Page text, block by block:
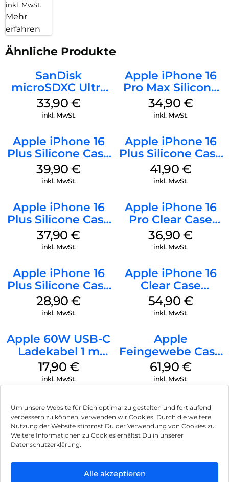
Um unsere Website für Dich optimal zu gestalten und fortlaufend
verbessern zu können, verwenden wir Cookies. Durch die weitere
Nutzung der Website stimmst Du der Verwendung von Cookies zu.
Weitere Informationen zu Cookies erhältst Du in unserer
Datenschutzerklärung.
Alle akzeptieren
inkl. MwSt.
Mehr
erfahren
Ähnliche Produkte
SanDisk
microSDXC Ultra
128 GB + Adapter
Mobile
33,90 €
inkl. MwSt.
Apple iPhone 16
Pro Max Silicone
Case MagSafe
Denim
34,90 €
inkl. MwSt.
Apple iPhone 16
Plus Silicone Case
MagSafe Plum
39,90€
inkl. MwSt.
Apple iPhone 16
Plus Silicone Case
MagSafe Stone
Gray
41,90 €
inkl. MwSt.
Apple iPhone 16
Plus Silicone Case
MagSafe Lake
Green
37,90€
inkl. MwSt.
Apple iPhone 16
Pro Clear Case
MagSafe
Transparent
36,90€
inkl. MwSt.
Apple iPhone 16
Plus Silicone Case
MagSafe Black
28,90€
inkl. MwSt.
Apple iPhone 16
Clear Case
MagSafe
Transparent
54,90 €
inkl. MwSt.
Apple 60W USB-C
Ladekabel 1 m
Weiß
17,90 €
inkl. MwSt.
Apple
Feingewebe Case
iPhone 15 Pro
MagSafe Schwarz
61,90 €
inkl. MwSt.
Impressum
Können wir Dir behilflich sein?